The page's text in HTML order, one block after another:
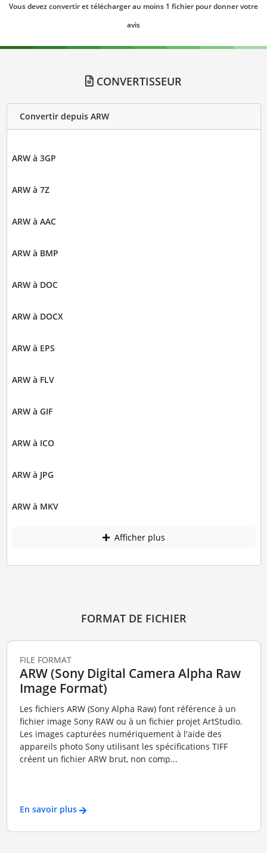
Vous devez convertir et télécharger au moins 1 fichier pour donner votre
avis
CONVERTISSEUR
Convertir depuis ARW
ARW à 3GP
ARW à 7Z
ARW à AAC
ARW à BMP
ARW à DOC
ARW à DOCX
ARW à EPS
ARW à FLV
ARW à GIF
ARW à ICO
ARW à JPG
ARW à MKV
Afficher plus
FORMAT DE FICHIER
FILE FORMAT
ARW (Sony Digital Camera Alpha Raw
Image Format)
Les fichiers ARW (Sony Alpha Raw) font référence à un
fichier image Sony RAW ou à un fichier projet ArtStudio.
Les images capturées numériquement à l'aide des
appareils photo Sony utilisant les spécifications TIFF
créent un fichier ARW brut, non comp...
En savoir plus